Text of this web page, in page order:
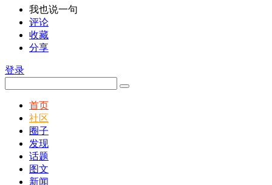
我也说一句
评论
收藏
分享
登录
首页
社区
圈子
发现
话题
图文
新闻